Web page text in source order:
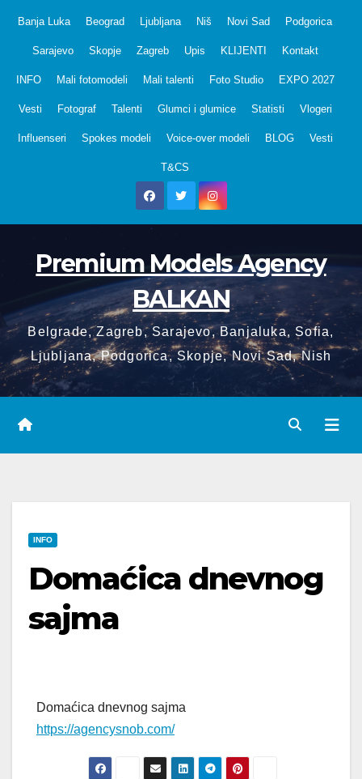
Banja Luka Beograd Ljubljana Niš Novi Sad Podgorica
Sarajevo Skopje Zagreb Upis KLIJENTI Kontakt
INFO Mali fotomodeli Mali talenti Foto Studio EXPO 2027
Vesti Fotograf Talenti Glumci i glumice Statisti Vlogeri
Influenseri Spokes modeli Voice-over modeli BLOG Vesti
T&CS
Premium Models Agency
BALKAN
Belgrade, Zagreb, Sarajevo, Banjaluka, Sofia,
Ljubljana, Podgorica, Skopje, Novi Sad, Nish
INFO
Domaćica dnevnog
sajma
Domaćica dnevnog sajma
https://agencysnob.com/